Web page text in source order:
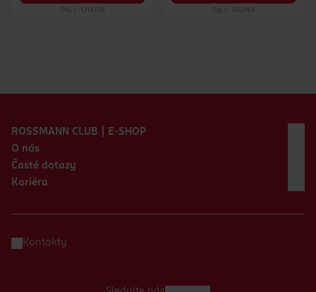
Obj. č.: 1214758 Obj. č.: 1312164
ROSSMANN CLUB | E-SHOP
O nás
Časté dotazy
Kariéra
Kontakty